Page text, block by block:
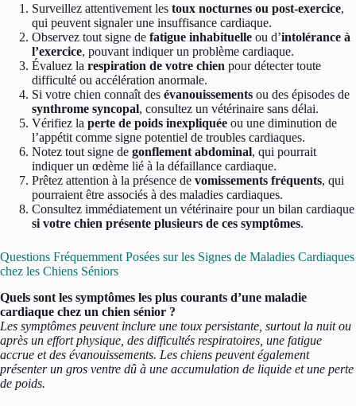
Surveillez attentivement les toux nocturnes ou post-exercice,
qui peuvent signaler une insuffisance cardiaque.
Observez tout signe de fatigue inhabituelle ou d’intolérance à
l’exercice, pouvant indiquer un problème cardiaque.
Évaluez la respiration de votre chien pour détecter toute
difficulté ou accélération anormale.
Si votre chien connaît des évanouissements ou des épisodes de
synthrome syncopal, consultez un vétérinaire sans délai.
Vérifiez la perte de poids inexpliquée ou une diminution de
l’appétit comme signe potentiel de troubles cardiaques.
Notez tout signe de gonflement abdominal, qui pourrait
indiquer un œdème lié à la défaillance cardiaque.
Prêtez attention à la présence de vomissements fréquents, qui
pourraient être associés à des maladies cardiaques.
Consultez immédiatement un vétérinaire pour un bilan cardiaque
si votre chien présente plusieurs de ces symptômes.
Questions Fréquemment Posées sur les Signes de Maladies Cardiaques
chez les Chiens Séniors
Quels sont les symptômes les plus courants d’une maladie
cardiaque chez un chien sénior ?
Les symptômes peuvent inclure une toux persistante, surtout la nuit ou
après un effort physique, des difficultés respiratoires, une fatigue
accrue et des évanouissements. Les chiens peuvent également
présenter un gros ventre dû à une accumulation de liquide et une perte
de poids.